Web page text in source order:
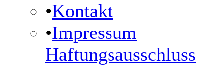
•Kontakt
•Impressum
Haftungsausschluss